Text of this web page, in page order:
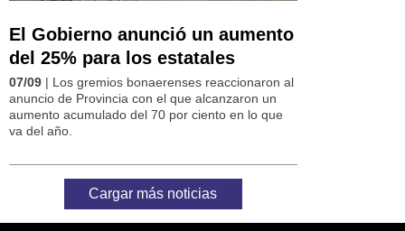
El Gobierno anunció un aumento
del 25% para los estatales
07/09 | Los gremios bonaerenses reaccionaron al
anuncio de Provincia con el que alcanzaron un
aumento acumulado del 70 por ciento en lo que
va del año.
Cargar más noticias